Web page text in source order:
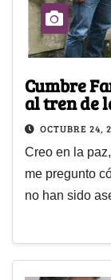
Cumbre
al tren de
OCTUBRE 24,
Creo en la
me pregunto
no han sido